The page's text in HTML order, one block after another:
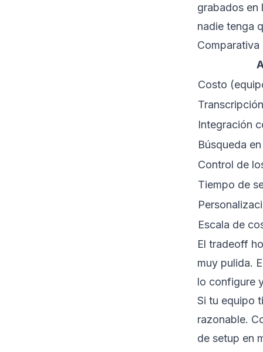
grabados en
nadie tenga
Costo
Integración
Búsqueda
Control de
Tiempo de
Escala de
El tradeoff
muy pulida.
lo configure
Si tu equipo
razonable.
de setup en